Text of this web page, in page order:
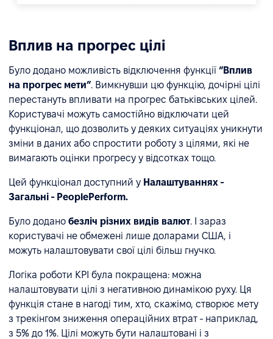
Вплив на прогрес цілі
Було додано можливість відключення функції “Вплив
на прогрес мети”. Вимкнувши цю функцію, дочірні цілі
перестануть впливати на прогрес батьківських цілей.
Користувачі можуть самостійно відключати цей
функціонал, що дозволить у деяких ситуаціях уникнути
зміни в даних або спростити роботу з цілями, які не
вимагають оцінки прогресу у відсотках тощо.
Цей функціонал доступний у Налаштуваннях -
Загальні - PeoplePerform.
Було додано безліч різних видів валют. І зараз
користувачі не обмежені лише доларами США, і
можуть налаштовувати свої цілі більш гнучко.
Логіка роботи KPI була покращена: можна
налаштовувати цілі з негативною динамікою руху. Ця
функція стане в нагоді тим, хто, скажімо, створює мету
з трекінгом зниження операційних втрат - наприклад,
з 5% до 1%. Цілі можуть бути налаштовані і з